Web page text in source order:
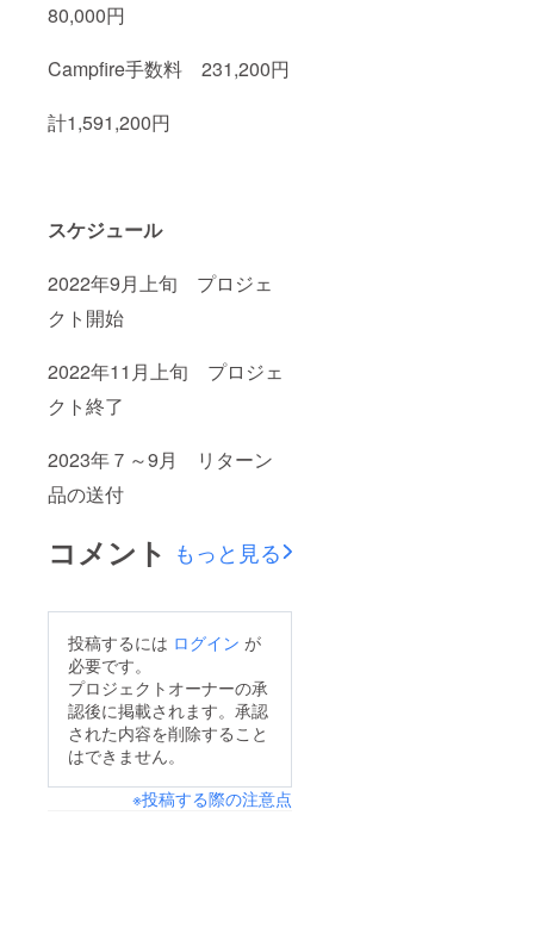
80,000円
Campfire手数料 231,200円
計1,591,200円
スケジュール
2022年9月上旬 プロジェ
クト開始
2022年11月上旬 プロジェ
クト終了
2023年７～9月 リターン
品の送付
コメント もっと見る
投稿するには ログイン が
必要です。
プロジェクトオーナーの承
認後に掲載されます。承認
された内容を削除すること
はできません。
※投稿する際の注意点